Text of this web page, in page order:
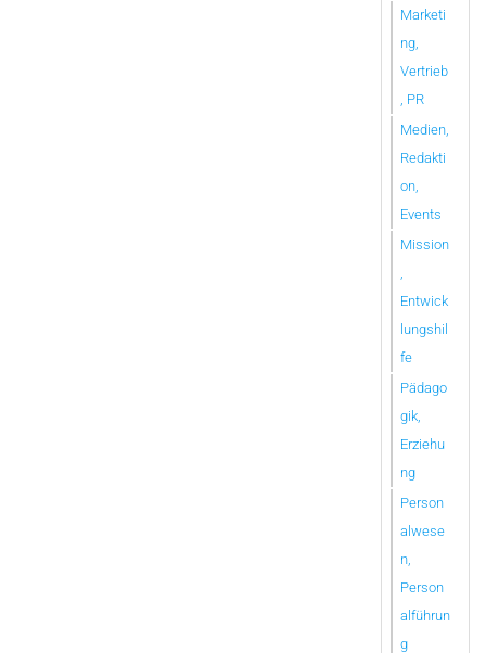
Marketi
ng,
Vertrieb
, PR
Medien,
Redakti
on,
Events
Mission
Entwick
lungshil
fe
Pädago
gik,
Erziehu
ng
Person
alwese
n,
Person
alführun
g